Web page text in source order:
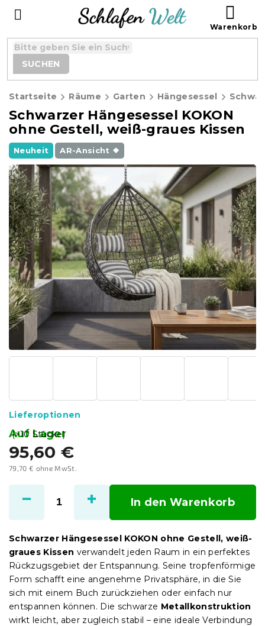
SUCHEN
Startseite Räume Garten Hängesessel
Schwarzer Hängesessel KOKON
ohne Gestell, weiß-graues Kissen
Neuheit AR-Ansicht ❖
95,60 €
79,70 € ohne MwSt.
Auf Lager
(>10 Stücke)
Lieferoptionen
In den Warenkorb
Schwarzer Hängesessel KOKON ohne Gestell, weiß-
graues Kissen verwandelt jeden Raum in ein perfektes
Rückzugsgebiet der Entspannung. Seine tropfenförmige
Form schafft eine angenehme Privatsphäre, in die Sie
sich mit einem Buch zurückziehen oder einfach nur
entspannen können. Die schwarze Metallkonstruktion
wirkt leicht, aber zugleich stabil – eine ideale Verbindung